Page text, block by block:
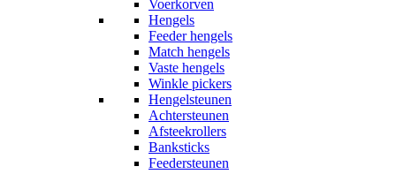
Voerkorven
Hengels
Feeder hengels
Match hengels
Vaste hengels
Winkle pickers
Hengelsteunen
Achtersteunen
Afsteekrollers
Banksticks
Feedersteunen